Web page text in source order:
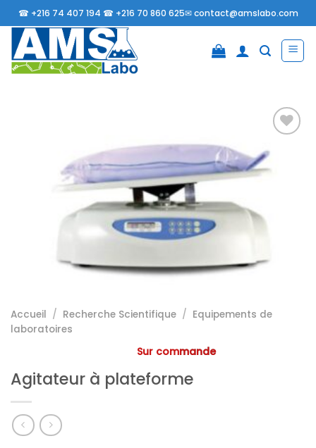
Passer
au
contenu
☎ +216 74 407 194 ☎ +216 70 860 625✉contact@amslabo.com
Ajouter
d’envies
Accueil / Recherche Scientifique / Equipements de
laboratoires
Sur commande
Agitateur à plateforme